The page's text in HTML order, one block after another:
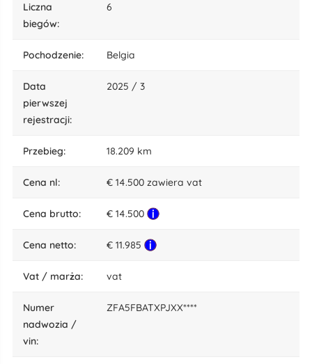
liczna
biegów:
6
pochodzenie: Belgia
data
pierwszej
rejestracji:
2025 / 3
przebieg: 18.209 km
cena nl: € 14.500 zawiera vat
cena brutto: € 14.500
cena netto: € 11.985
vat / marża: vat
numer
nadwozia /
vin:
ZFA5FBATXPJXX****